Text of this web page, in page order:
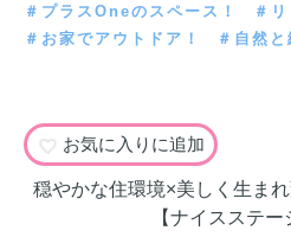
＃プラスOneのスペース！
＃
＃お家でアウトドア！
＃自然
お気に入りに追加
穏やかな住環境×美しく生ま
【ナイスステー